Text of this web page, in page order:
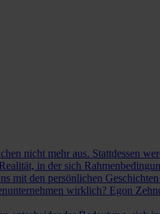
nicht mehr aus. Stattdessen
in der sich
mit den persönlichen
wirklich? Egon